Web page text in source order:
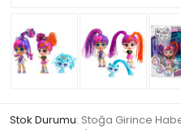
Stok Durumu: Stoğa Girince